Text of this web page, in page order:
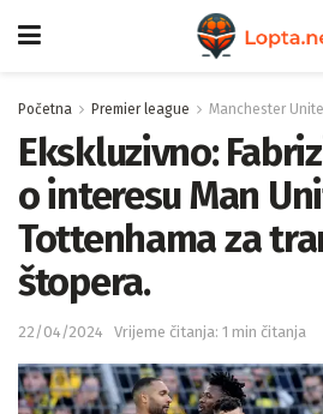
Početna Premier league Manchester
Ekskluzivno:
o interesu Man
Tottenhama za
štopera.
22/04/2024 Vrijeme čitanja: 1 min čitanja